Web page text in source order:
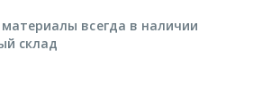
всегда в наличии
склад